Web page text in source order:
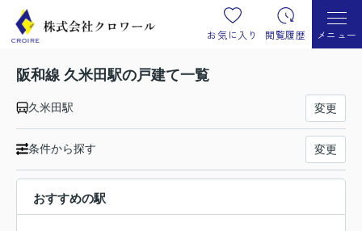
お気に入り 閲覧履歴 メニュー
阪和線 久米田駅の戸建て一覧
久米田駅 変更
条件から探す 変更
おすすめの駅